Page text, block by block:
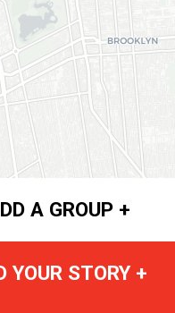
A GROUP +
YOUR STORY +